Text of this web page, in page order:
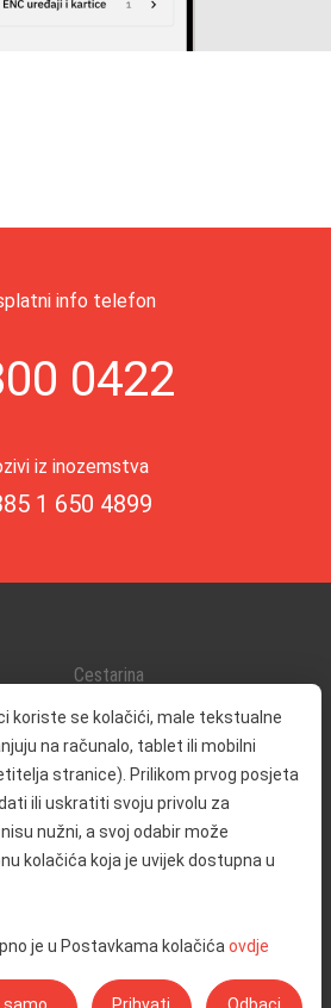
koriste se kolačići, male tekstualne
na računalo, tablet ili mobilni
stranice). Prilikom prvog posjeta
ili uskratiti svoju privolu za
nužni, a svoj odabir može
kolačića koja je uvijek dostupna u
je u Postavkama kolačića ovdje
info telefon
0422
iz inozemstva
1 650 4899
Cestarina
Promet i sigurnost
Servisne informacije
Reklamacija
Izjava o pristupačnosti
Postavke kolačića